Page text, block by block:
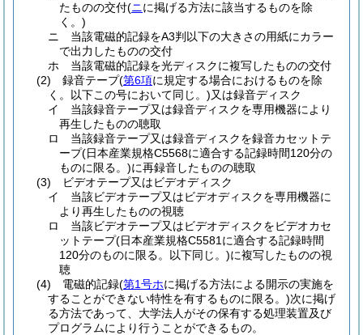
たものの交付(ニに掲げる方法に該当するものを除
く。)
ニ
当該電磁的記録をA3判以下の大きさの用紙にカラー
で出力したものの交付
ホ
当該電磁的記録を光ディスクに複写したものの交付
(2)
録音テープ(第6項に規定する場合におけるものを除
く。以下この号において同じ。)又は録音ディスク
イ
当該録音テープ又は録音ディスクを専用機器により
再生したものの聴取
ロ
当該録音テープ又は録音ディスクを録音カセットテ
ープ(日本産業規格C5568に適合する記録時間120分の
ものに限る。)に再録音したものの聴取
(3)
ビデオテープ又はビデオディスク
イ
当該ビデオテープ又はビデオディスクを専用機器に
より再生したものの視聴
ロ
当該ビデオテープ又はビデオディスクをビデオカセ
ットテープ(日本産業規格C5581に適合する記録時間
120分のものに限る。以下同じ。)に複写したものの視
聴
(4)
電磁的記録(第1号ホに掲げる方法による開示の実施を
することができない特性を有するものに限る。)次に掲げ
る方法であって、大学法人がその保有する処理装置及び
プログラムにより行うことができるもの。